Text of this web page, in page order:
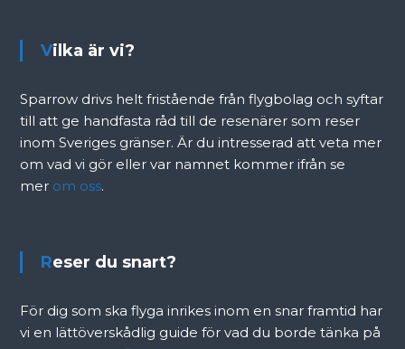
Vilka är vi?
Sparrow drivs helt fristående från flygbolag och syftar
till att ge handfasta råd till de resenärer som reser
inom Sveriges gränser. Är du intresserad att veta mer
om vad vi gör eller var namnet kommer ifrån se
mer om oss.
Reser du snart?
För dig som ska flyga inrikes inom en snar framtid har
vi en lättöverskådlig guide för vad du borde tänka på